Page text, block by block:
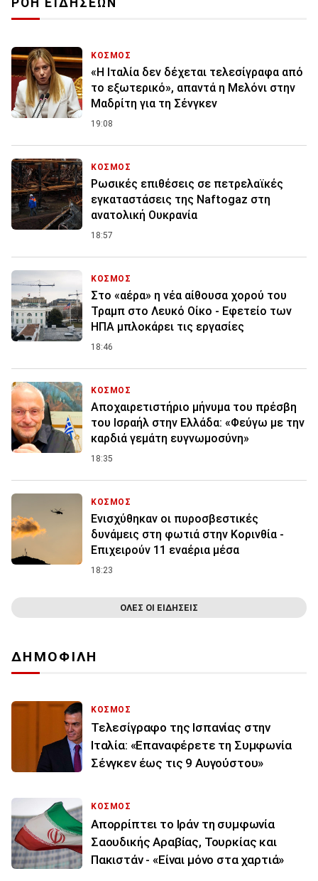
ΚΟΣΜΟΣ
«Η Ιταλία δεν δέχεται τελεσίγραφα από
το εξωτερικό», απαντά η Μελόνι στην
Μαδρίτη για τη Σένγκεν
19:08
ΚΟΣΜΟΣ
Ρωσικές επιθέσεις σε πετρελαϊκές
εγκαταστάσεις της Naftogaz στη
ανατολική Ουκρανία
18:57
ΚΟΣΜΟΣ
Στο «αέρα» η νέα αίθουσα χορού του
Τραμπ στο Λευκό Οίκο - Εφετείο των
ΗΠΑ μπλοκάρει τις εργασίες
18:46
ΚΟΣΜΟΣ
Αποχαιρετιστήριο μήνυμα του πρέσβη
του Ισραήλ στην Ελλάδα: «Φεύγω με την
καρδιά γεμάτη ευγνωμοσύνη»
18:35
ΚΟΣΜΟΣ
Ενισχύθηκαν οι πυροσβεστικές
δυνάμεις στη φωτιά στην Κορινθία -
Επιχειρούν 11 εναέρια μέσα
18:23
ΟΛΕΣ ΟΙ ΕΙΔΗΣΕΙΣ
ΔΗΜΟΦΙΛΗ
ΚΟΣΜΟΣ
Τελεσίγραφο της Ισπανίας στην
Ιταλία: «Επαναφέρετε τη Συμφωνία
Σένγκεν έως τις 9 Αυγούστου»
ΚΟΣΜΟΣ
Απορρίπτει το Ιράν τη συμφωνία
Σαουδικής Αραβίας, Τουρκίας και
Πακιστάν - «Είναι μόνο στα χαρτιά»